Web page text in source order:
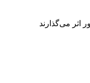
اثر می‌گذارند